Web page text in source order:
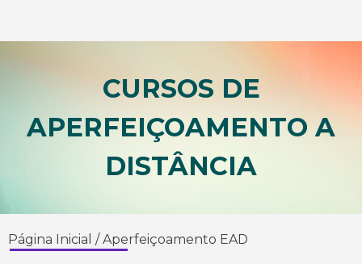
CURSOS DE
APERFEIÇOAMENTO A
DISTÂNCIA
Página Inicial /Aperfeiçoamento EAD